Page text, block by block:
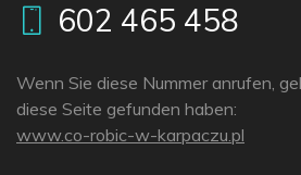
602 465 458
Wenn Sie diese Nummer anrufen,
diese Seite gefunden haben:
www.co-robic-w-karpaczu.pl